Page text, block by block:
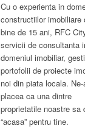
Cu o experienta in
constructiilor imobiliare
bine de 15 ani, RFC
servicii de consultanta
domeniul imobiliar,
portofolii de proiecte
noi din piata locala. Ne-
placea ca una dintre
proprietatile noastre sa
“acasa” pentru tine.